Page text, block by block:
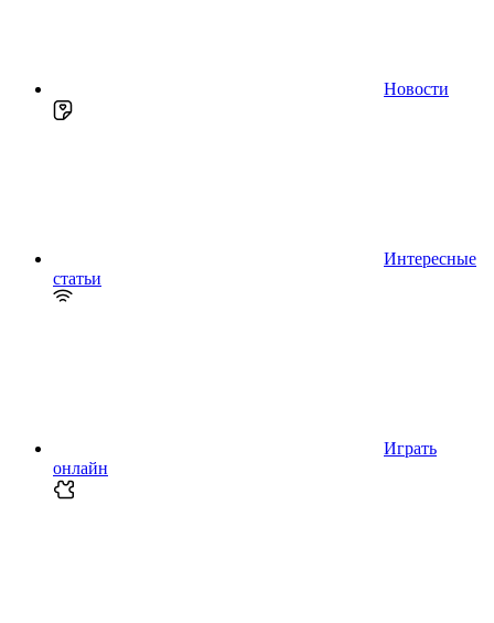
Новости
Интересные
статьи
Играть
онлайн